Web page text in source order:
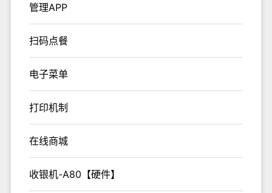
管理APP
扫码点餐
电子菜单
打印机制
在线商城
收银机-A80【硬件】